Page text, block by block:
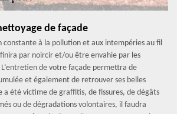
de façade
constante à la pollution et aux intempéries au fil
par noircir et/ou être envahie par les
L’entretien de votre façade permettra de
et également de retrouver ses belles
a été victime de graffitis, de fissures, de dégâts
ou de dégradations volontaires, il faudra